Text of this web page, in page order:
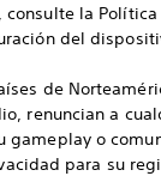
la
del
de
renuncian a
o
para su